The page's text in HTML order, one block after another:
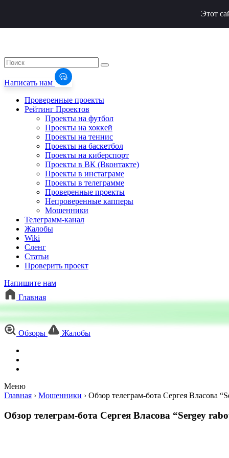
Написать нам
Проверенные проекты
Рейтинг Проектов
Проекты на футбол
Проекты на хоккей
Проекты на теннис
Проекты на баскетбол
Проекты на киберспорт
Проекты в ВК (Вконтакте)
Проекты в инстаграме
Проекты в телеграмме
Проверенные проекты
Непроверенные капперы
Мошенники
Телеграмм-канал
Жалобы
Wiki
Сленг
Статьи
Проверить проект
Напишите нам
Главная
Обзоры
Жалобы
Меню
Этот
Главная › Мошенники › Обзор телеграм-бота Сергея Власова
Обзор телеграм-бота Сергея Власова “Sergey